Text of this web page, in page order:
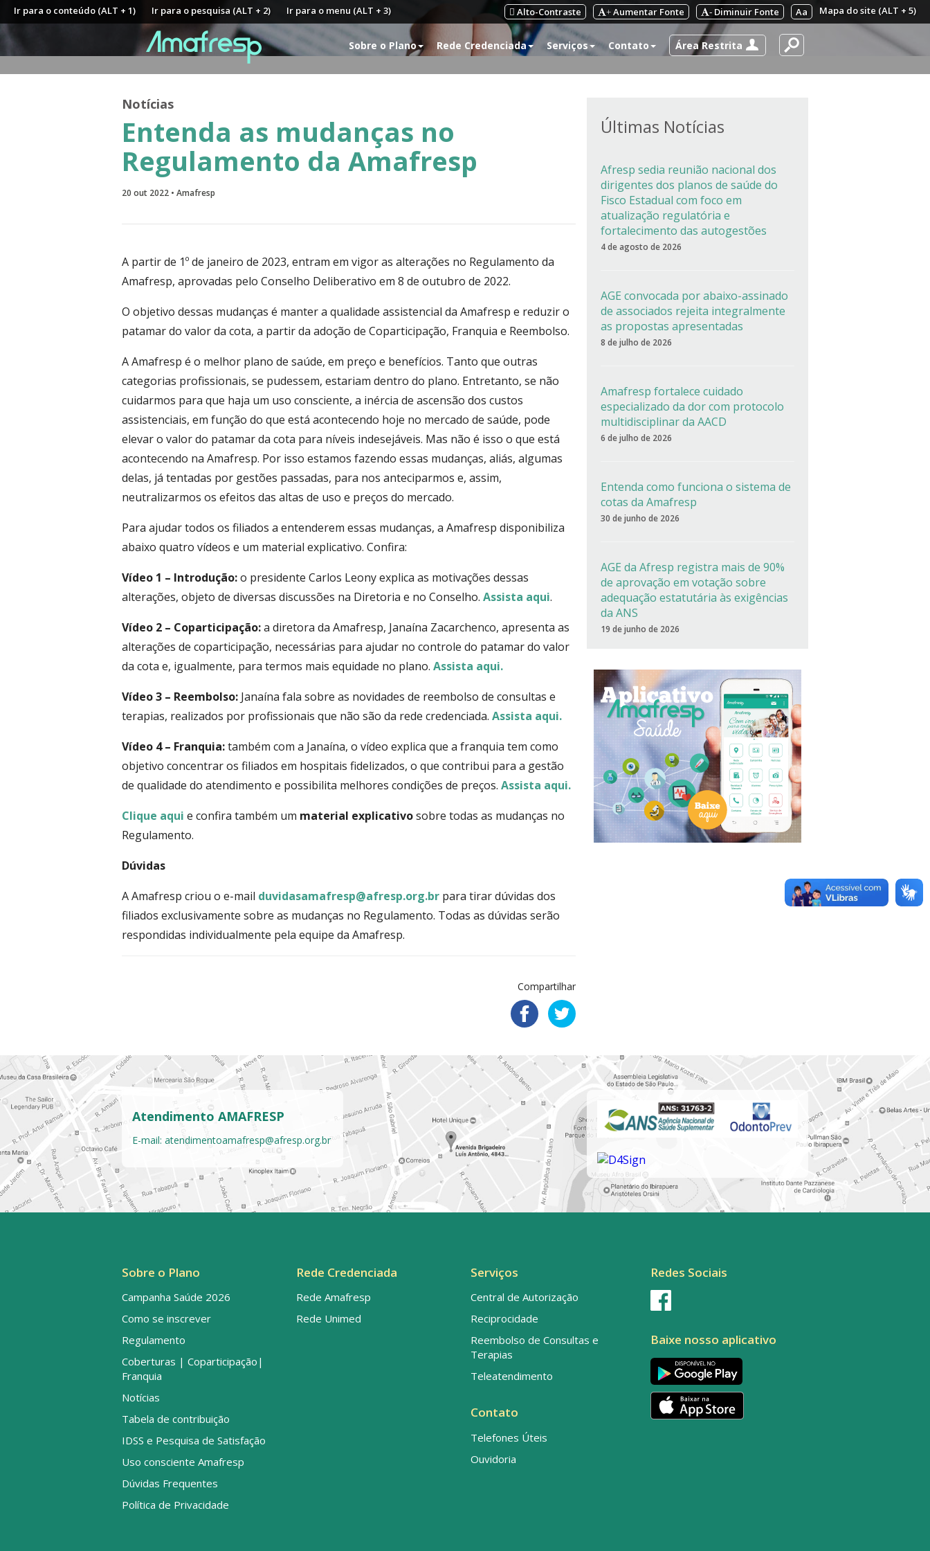
Ir para o conteúdo (ALT + 1) Ir para o pesquisa (ALT + 2) Ir para o menu (ALT + 3) Mapa do site (ALT + 5)
Aa
- Diminuir Fonte
+ Aumentar Fonte
Alto-Contraste
Sobre o Plano Rede Credenciada Serviços Contato Área Restrita
Notícias
Entenda as mudanças no
Regulamento da Amafresp
20 out 2022 • Amafresp
A partir de 1º de janeiro de 2023, entram em vigor as alterações no Regulamento da
Amafresp, aprovadas pelo Conselho Deliberativo em 8 de outubro de 2022.
O objetivo dessas mudanças é manter a qualidade assistencial da Amafresp e reduzir o
patamar do valor da cota, a partir da adoção de Coparticipação, Franquia e Reembolso.
A Amafresp é o melhor plano de saúde, em preço e benefícios. Tanto que outras
categorias profissionais, se pudessem, estariam dentro do plano. Entretanto, se não
cuidarmos para que haja um uso consciente, a inércia de ascensão dos custos
assistenciais, em função do que está acontecendo hoje no mercado de saúde, pode
elevar o valor do patamar da cota para níveis indesejáveis. Mas não é isso o que está
acontecendo na Amafresp. Por isso estamos fazendo essas mudanças, aliás, algumas
delas, já tentadas por gestões passadas, para nos anteciparmos e, assim,
neutralizarmos os efeitos das altas de uso e preços do mercado.
Para ajudar todos os filiados a entenderem essas mudanças, a Amafresp disponibiliza
abaixo quatro vídeos e um material explicativo. Confira:
Vídeo 1 – Introdução:o presidente Carlos Leony explica as motivações dessas
alterações, objeto de diversas discussões na Diretoria e no Conselho. Assista aqui.
Vídeo 2 – Coparticipação:a diretora da Amafresp, Janaína Zacarchenco, apresenta as
alterações de coparticipação, necessárias para ajudar no controle do patamar do valor
da cota e, igualmente, para termos mais equidade no plano. Assista aqui.
Vídeo 3 – Reembolso: Janaína fala sobre as novidades de reembolso de consultas e
terapias, realizados por profissionais que não são da rede credenciada. Assista aqui.
Vídeo 4 – Franquia:também com a Janaína, o vídeo explica que a franquia tem como
objetivo concentrar os filiados em hospitais fidelizados, o que contribui para a gestão
de qualidade do atendimento e possibilita melhores condições de preços. Assista aqui.
Clique aqui e confira também um material explicativosobre todas as mudanças no
Regulamento.
Dúvidas
A Amafresp criou o e-mail duvidasamafresp@afresp.org.br para tirar dúvidas dos
filiados exclusivamente sobre as mudanças no Regulamento. Todas as dúvidas serão
respondidas individualmente pela equipe da Amafresp.
Compartilhar
Últimas Notícias
Afresp sedia reunião nacional dos
dirigentes dos planos de saúde do
Fisco Estadual com foco em
atualização regulatória e
fortalecimento das autogestões
4 de agosto de 2026
AGE convocada por abaixo-assinado
de associados rejeita integralmente
as propostas apresentadas
8 de julho de 2026
Amafresp fortalece cuidado
especializado da dor com protocolo
multidisciplinar da AACD
6 de julho de 2026
Entenda como funciona o sistema de
cotas da Amafresp
30 de junho de 2026
AGE da Afresp registra mais de 90%
de aprovação em votação sobre
adequação estatutária às exigências
da ANS
19 de junho de 2026
Atendimento AMAFRESP
E-mail: atendimentoamafresp@afresp.org.br
Sobre o Plano
Campanha Saúde 2026
Como se inscrever
Regulamento
Coberturas | Coparticipação|
Franquia
Notícias
Tabela de contribuição
IDSS e Pesquisa de Satisfação
Uso consciente Amafresp
Dúvidas Frequentes
Política de Privacidade
Rede Credenciada
Rede Amafresp
Rede Unimed
Serviços
Central de Autorização
Reciprocidade
Reembolso de Consultas e
Terapias
Teleatendimento
Contato
Telefones Úteis
Ouvidoria
Redes Sociais
Baixe nosso aplicativo